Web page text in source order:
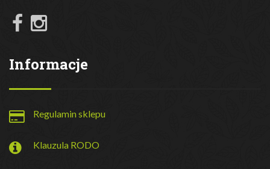
Informacje
Regulamin sklepu
Klauzula RODO